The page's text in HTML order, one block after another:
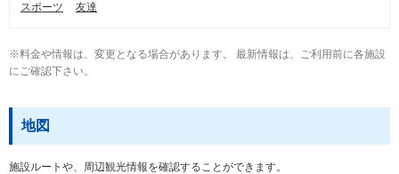
スポーツ 友達
※料金や情報は、変更となる場合があります。 最新情報は、ご利用前に各施設
にご確認下さい。
地図
施設ルートや、周辺観光情報を確認することができます。